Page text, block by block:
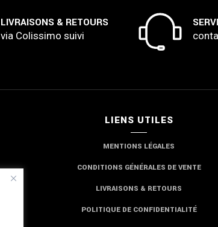
LIVRAISONS & RETOURS
via Colissimo suivi
LIENS UTILES
MENTIONS LÉGALES
CONDITIONS GÉNÉRALES DE VENTE
LIVRAISONS & RETOURS
POLITIQUE DE CONFIDENTIALITÉ